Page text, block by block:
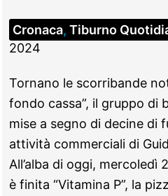
Cronaca, Tiburno
2024
Tornano le scorribande
fondo cassa”, il gruppo di
mise a segno di decine di
attività commerciali di
All’alba di oggi, mercoledì
è finita “Vitamina P”, la